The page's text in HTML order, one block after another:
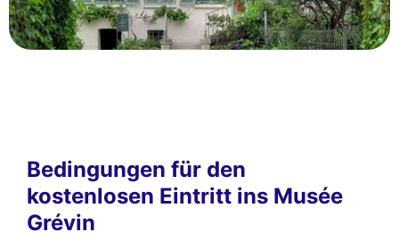
Bedingungen für den
kostenlosen Eintritt ins Musée
Grévin